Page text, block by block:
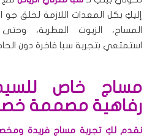
إليكِ بكل المعدات اللازمة لخلق جو
المساج، الزيوت العطرية،
استمتعي بتجربة سبا فاخرة دون
مساج خاص
رفاهية مصممة
نقدم لكِ تجربة مساج فريدة